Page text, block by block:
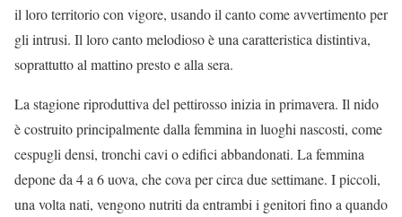
il loro territorio con vigore, usando il canto come avvertimento per
gli intrusi. Il loro canto melodioso è una caratteristica distintiva,
soprattutto al mattino presto e alla sera.
La stagione riproduttiva del pettirosso inizia in primavera. Il nido
è costruito principalmente dalla femmina in luoghi nascosti, come
cespugli densi, tronchi cavi o edifici abbandonati. La femmina
depone da 4 a 6 uova, che cova per circa due settimane. I piccoli,
una volta nati, vengono nutriti da entrambi i genitori fino a quando